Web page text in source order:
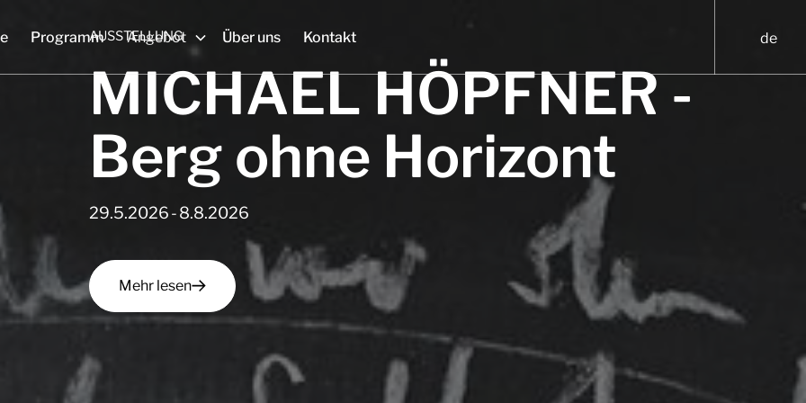
Programm Angebot Über uns Kontakt
AUSSTELLUNG
MICHAEL HÖPFNER -
Berg ohne Horizont
29.5.2026-8.8.2026
Mehr lesen